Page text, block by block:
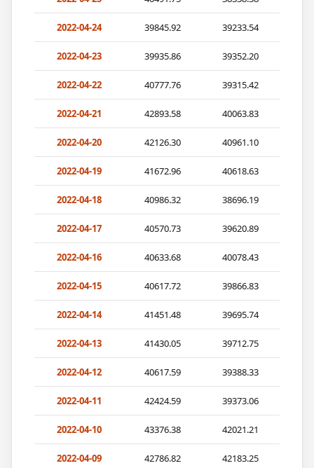
2022-04-24 39845.92 39233.54
2022-04-23 39935.86 39352.20
2022-04-22 40777.76 39315.42
2022-04-21 42893.58 40063.83
2022-04-20 42126.30 40961.10
2022-04-19 41672.96 40618.63
2022-04-18 40986.32 38696.19
2022-04-17 40570.73 39620.89
2022-04-16 40633.68 40078.43
2022-04-15 40617.72 39866.83
2022-04-14 41451.48 39695.74
2022-04-13 41430.05 39712.75
2022-04-12 40617.59 39388.33
2022-04-11 42424.59 39373.06
2022-04-10 43376.38 42021.21
2022-04-09 42786.82 42183.25